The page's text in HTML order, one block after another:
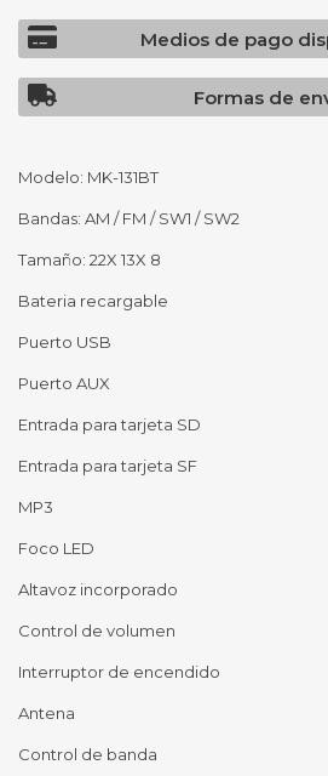
Medios de pago
Formas de
Modelo: MK-131BT
Bandas: AM / FM / SW1 / SW2
Tamaño: 22X 13X 8
Bateria recargable
Puerto USB
Puerto AUX
Entrada para tarjeta SD
Entrada para tarjeta SF
MP3
Foco LED
Altavoz incorporado
Control de volumen
Interruptor de encendido
Antena
Control de banda